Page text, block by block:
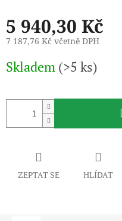
5 940,30 Kč
7 187,76 Kč včetně DPH
cena:
Skladem (>5 ks)
ZEPTAT SE HLÍDAT